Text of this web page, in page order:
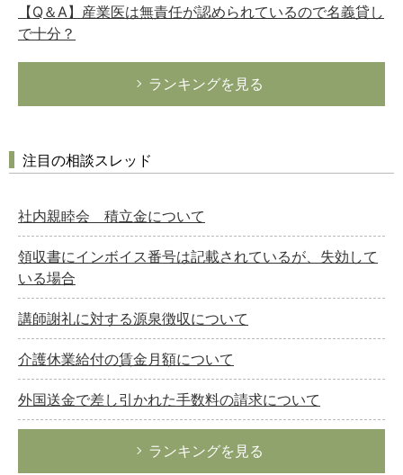
【Q＆A】産業医は無責任が認められているので名義貸し
で十分？
ランキングを見る
注目の相談スレッド
社内親睦会 積立金について
領収書にインボイス番号は記載されているが、失効して
いる場合
講師謝礼に対する源泉徴収について
介護休業給付の賃金月額について
外国送金で差し引かれた手数料の請求について
ランキングを見る